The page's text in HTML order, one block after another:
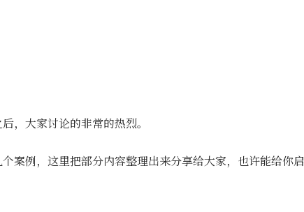
，大家讨论的非常的热烈。
案例，这里把部分内容整理出来分享给大家，也许能给你启